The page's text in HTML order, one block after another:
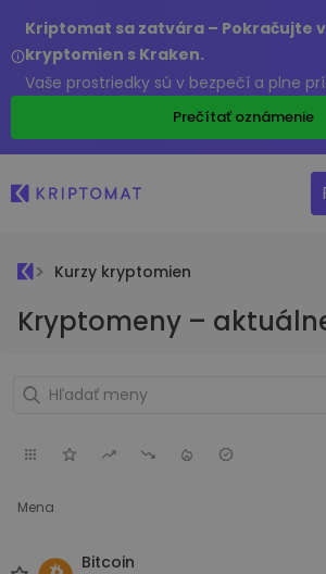
Kriptomat sa zatvára – Pokračujte
kryptomien s Kraken.
Vaše prostriedky sú v bezpečí a plne
Prečítať oznámenie
Kurzy kryptomien
Kryptomeny –
Mena
Bitcoin